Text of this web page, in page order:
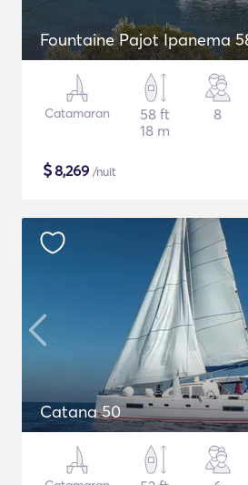
Fountaine Pajot Ipanema
Catamaran
58 ft
18 m
8
$8,269 /nuit
Catana 50